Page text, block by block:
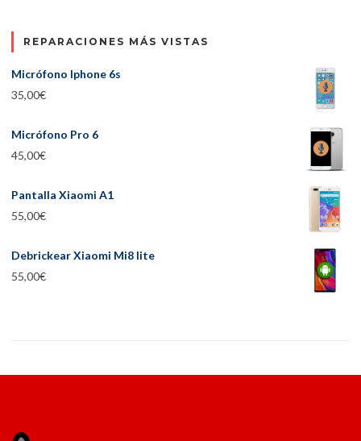
REPARACIONES MÁS VISTAS
Micrófono Iphone 6s
35,00€
Micrófono Pro 6
45,00€
Pantalla Xiaomi A1
55,00€
Debrickear Xiaomi Mi8 lite
55,00€